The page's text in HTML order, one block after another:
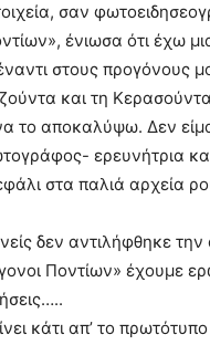
σαν
ένιωσα ότι έχω
στους προγόνους
και τη
το αποκαλύψω. Δεν
ερευνήτρια
στα παλιά αρχεία
δεν αντιλήφθηκε την
Ποντίων» έχουμε
κάτι απ’ το